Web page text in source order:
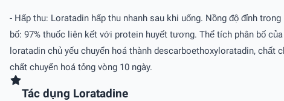
- Hấp thu: Loratadin hấp thu nhanh sau khi uống. Nồng độ đỉnh
bố: 97% thuốc liên kết với protein huyết tương. Thể tích phân bố
loratadin chủ yếu chuyển hoá thành descarboethoxyloratadin,
chất chuyển hoá tỏng vòng 10 ngày.
Tác dụng Loratadine